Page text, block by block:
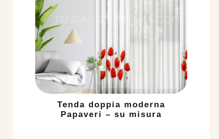
Tenda doppia moderna
Papaveri – su misura